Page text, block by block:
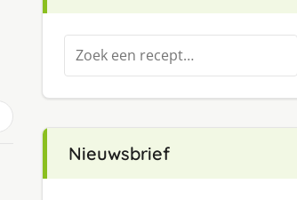
Zoeken
naar:
Nieuwsbrief